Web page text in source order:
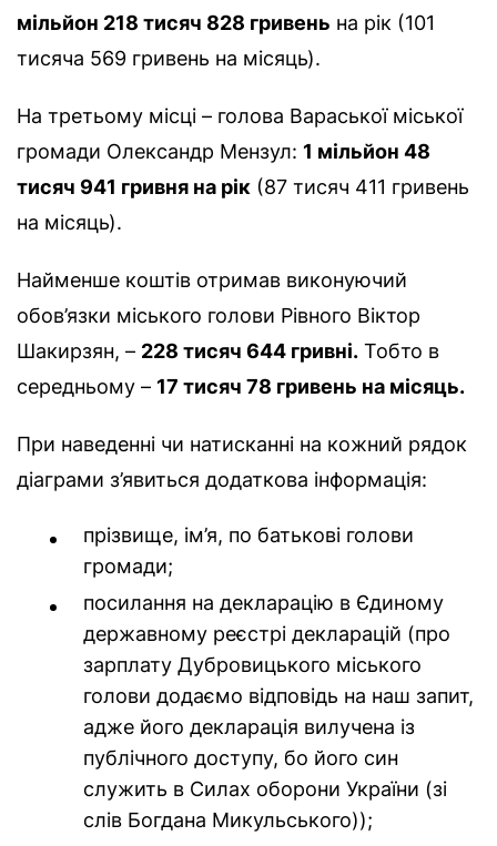
мільйон 218 тисяч 828 гривень на рік (101
тисяча 569 гривень на місяць).
На третьому місці – голова Вараської міської
громади Олександр Мензул: 1 мільйон 48
тисяч 941 гривня на рік (87 тисяч 411 гривень
на місяць).
Найменше коштів отримав виконуючий
обов’язки міського голови Рівного Віктор
Шакирзян, – 228 тисяч 644 гривні. Тобто в
середньому – 17 тисяч 78 гривень на місяць.
При наведенні чи натисканні на кожний рядок
діаграми з’явиться додаткова інформація:
прізвище, ім’я, по батькові голови
громади;
посилання на декларацію в Єдиному
державному реєстрі декларацій (про
зарплату Дубровицького міського
голови додаємо відповідь на наш запит,
адже його декларація вилучена із
публічного доступу, бо його син
служить в Силах оборони України (зі
слів Богдана Микульського));